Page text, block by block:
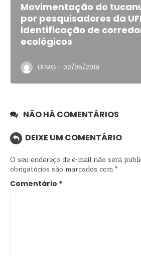
Movimentação do
por pesquisadores da
identificação de
ecológicos
UFMG · 02/05/2019
NÃO HÁ COMENTÁRIOS
DEIXE UM COMENTÁRIO
O seu endereço de e-mail não será
obrigatórios são marcados com*
Comentário *